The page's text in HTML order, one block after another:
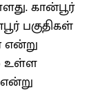
கான்பூர்
பகுதிகள்
என்று
உள்ள